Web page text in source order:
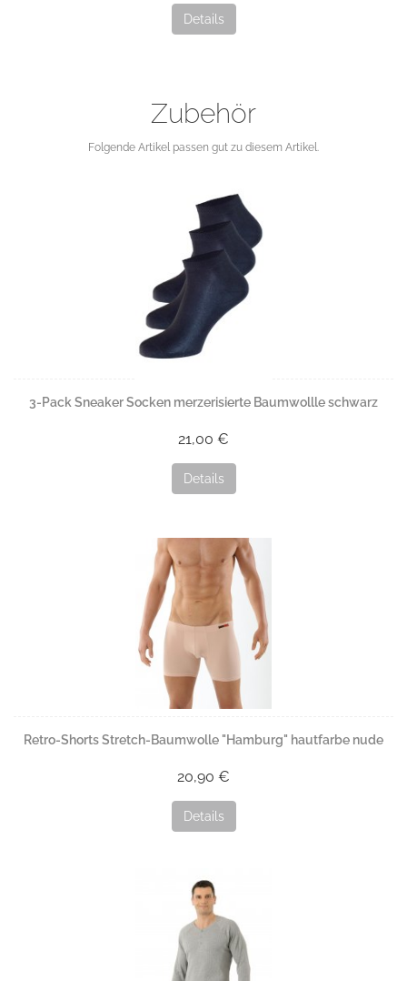
Details
Zubehör
Folgende Artikel passen gut zu diesem Artikel.
3-Pack Sneaker Socken merzerisierte Baumwollle schwarz
21,00 €
Details
Retro-Shorts Stretch-Baumwolle "Hamburg" hautfarbe nude
20,90 €
Details